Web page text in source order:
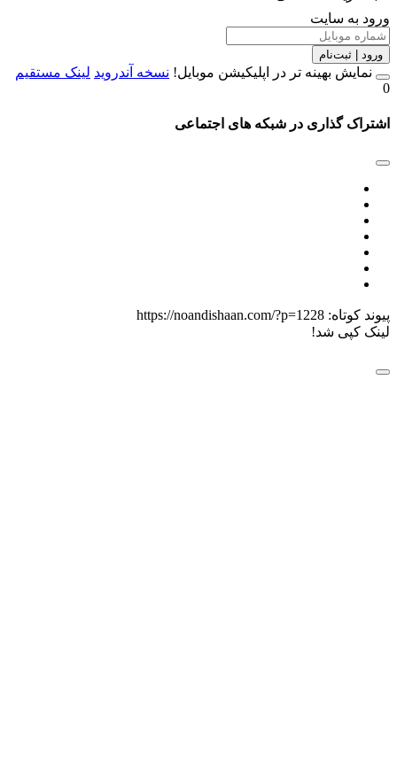
سایت
بهینه تر در اپلیکیشن موبایل!نسخه آندروید لینک مستقیم
در شبکه های اجتماعی
https://noandishaan.com/?p=1228
شد!